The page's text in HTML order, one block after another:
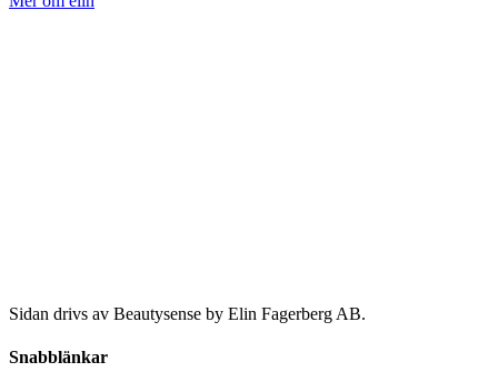
Sidan drivs av Beautysense by Elin Fagerberg AB.
Snabblänkar